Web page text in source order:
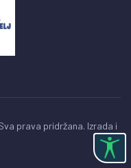
prava pridržana. Izrada i